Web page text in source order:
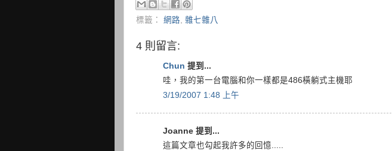
標籤： 網路, 雜七雜八
4 則留言:
Chun 提到...
哇，我的第一台電腦和你一樣都是486橫躺式主機耶
3/19/2007 1:48 上午
Joanne 提到...
這篇文章也勾起我許多的回憶.....